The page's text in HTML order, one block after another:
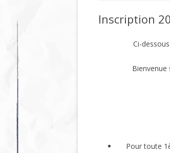
Inscription
Ci-
Bienvenue
Pour toute